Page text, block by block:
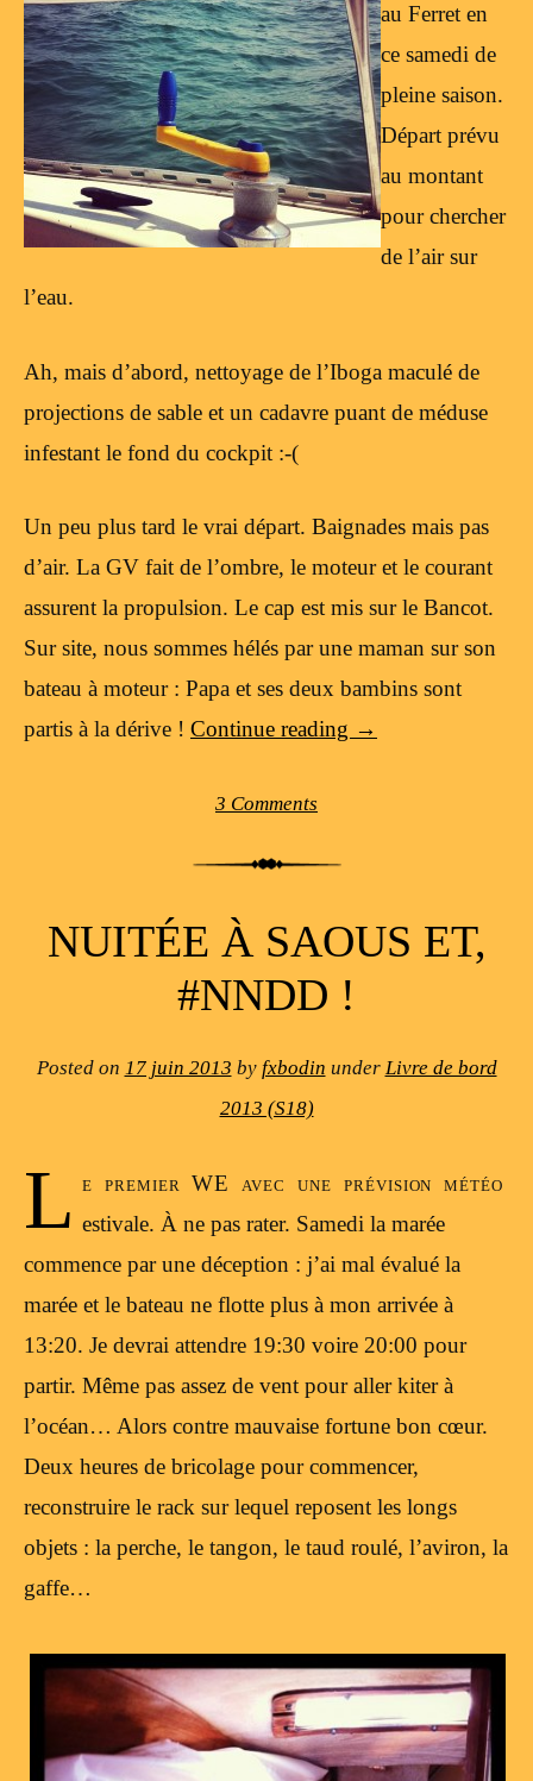
au Ferret en
ce samedi de
pleine saison.
Départ prévu
au montant
pour chercher
de l’air sur
l’eau.
Ah, mais d’abord, nettoyage de l’Iboga maculé de
projections de sable et un cadavre puant de méduse
infestant le fond du cockpit :-(
Un peu plus tard le vrai départ. Baignades mais pas
d’air. La GV fait de l’ombre, le moteur et le courant
assurent la propulsion. Le cap est mis sur le Bancot.
Sur site, nous sommes hélés par une maman sur son
bateau à moteur : Papa et ses deux bambins sont
partis à la dérive ! Continue reading →
3 Comments
NUITÉE À SAOUS ET,
#NNDD !
Posted on 17 juin 2013 by fxbodin under Livre de bord
2013 (S18)
L e premier WE avec une prévision météo
estivale. À ne pas rater. Samedi la marée
commence par une déception : j’ai mal évalué la
marée et le bateau ne flotte plus à mon arrivée à
13:20. Je devrai attendre 19:30 voire 20:00 pour
partir. Même pas assez de vent pour aller kiter à
l’océan… Alors contre mauvaise fortune bon cœur.
Deux heures de bricolage pour commencer,
reconstruire le rack sur lequel reposent les longs
objets : la perche, le tangon, le taud roulé, l’aviron, la
gaffe…